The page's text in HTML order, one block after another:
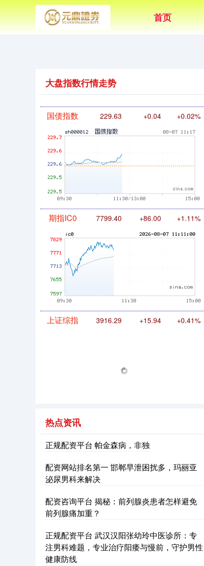
首页
大盘指数行情走势
7235.48 +5.68 +0.08%
国债指数 229.63 +0.02%
期指IC0 +86.00 +1.11%
沪深300 4683.83 +32.52 +0.70%
热点资讯
正规配资平台 帕金森病，非独
配资网站排名第一 邯郸早泄困扰多，玛丽亚
泌尿男科来解决
配资咨询平台 揭秘：前列腺炎患者怎样避免
前列腺痛加重？
正规配资平台 武汉汉阳张幼玲中医诊所：专
注男科难题，专业治疗阳痿与慢前，守护男性
健康防线